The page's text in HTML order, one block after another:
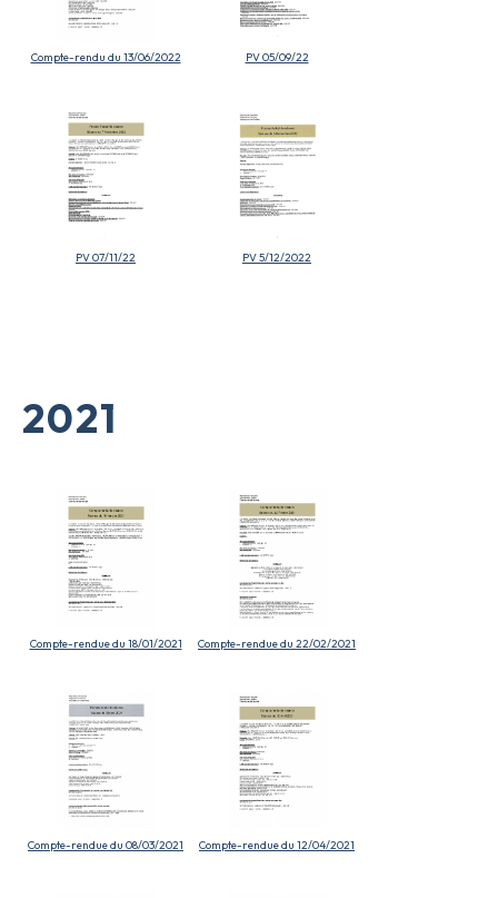
Compte-rendu du 13/06/2022 PV 05/09/22
PV 07/11/22 PV 5/12/2022
2021
Compte-rendue du 18/01/2021 Compte-rendue du 22/02/2021
Compte-rendue du 08/03/2021 Compte-rendue du 12/04/2021